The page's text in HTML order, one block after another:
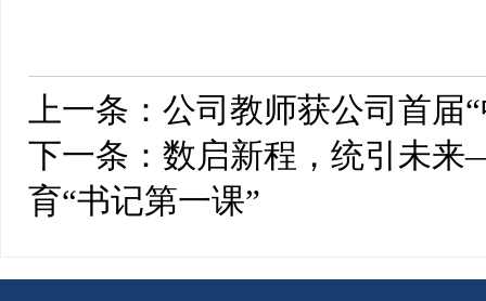
上一条： 公司教师获公司首届
下一条： 数启新程，统引未来
育“书记第一课”